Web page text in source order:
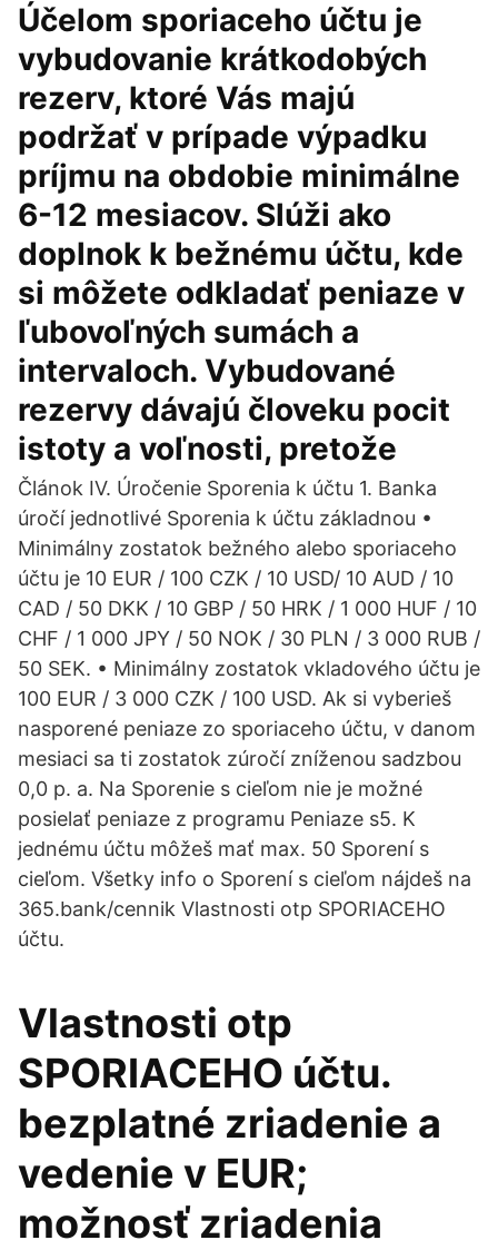
Účelom sporiaceho účtu je
vybudovanie krátkodobých
rezerv, ktoré Vás majú
podržať v prípade výpadku
príjmu na obdobie minimálne
6-12 mesiacov. Slúži ako
doplnok k bežnému účtu, kde
si môžete odkladať peniaze v
ľubovoľných sumách a
intervaloch. Vybudované
rezervy dávajú človeku pocit
istoty a voľnosti, pretože
Článok IV. Úročenie Sporenia k účtu 1. Banka
úročí jednotlivé Sporenia k účtu základnou •
Minimálny zostatok bežného alebo sporiaceho
účtu je 10 EUR / 100 CZK / 10 USD/ 10 AUD / 10
CAD / 50 DKK / 10 GBP / 50 HRK / 1 000 HUF / 10
CHF / 1 000 JPY / 50 NOK / 30 PLN / 3 000 RUB /
50 SEK. • Minimálny zostatok vkladového účtu je
100 EUR / 3 000 CZK / 100 USD. Ak si vyberieš
nasporené peniaze zo sporiaceho účtu, v danom
mesiaci sa ti zostatok zúročí zníženou sadzbou
0,0 p. a. Na Sporenie s cieľom nie je možné
posielať peniaze z programu Peniaze s5. K
jednému účtu môžeš mať max. 50 Sporení s
cieľom. Všetky info o Sporení s cieľom nájdeš na
365.bank/cennik Vlastnosti otp SPORIACEHO
účtu.
Vlastnosti otp
SPORIACEHO účtu.
bezplatné zriadenie a
vedenie v EUR;
možnosť zriadenia